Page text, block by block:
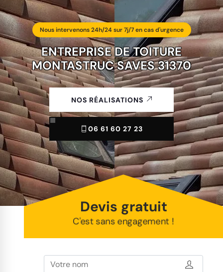
Nous intervenons 24h/24 sur 7j/7 en cas d'urgence
ENTREPRISE DE TOITURE
MONTASTRUC SAVES 31370
NOS RÉALISATIONS
06 61 60 27 23
Devis gratuit
C'est sans engagement !